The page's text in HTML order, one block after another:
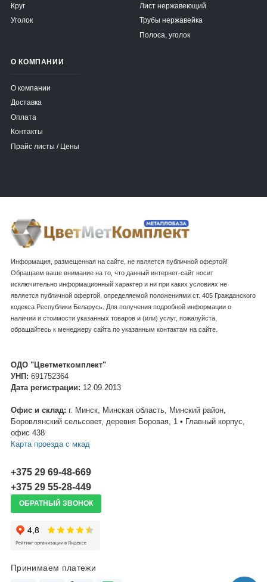
Круг
Уголок
Лист нержавеющий
Трубы нержавейка
Полоса, уголок
О КОМПАНИИ
О компании
Доставка
Оплата
Контакты
Прайс листы / Цены
Информация, размещенная на сайте, не является публичной офертой!
Обращаем ваше внимание на то, что данный интернет-сайт носит
исключительно информационный характер и ни при каких условиях не
является публичной офертой, определяемой положениями ст. 405 Гражданского
кодекса Республики Беларусь. Для получения подробной информации о
наличии и стоимости указанных товаров и (или) услуг, пожалуйста,
обращайтесь к менеджеру сайта по указанным контактам на сайте.
ОДО "Цветметкомплект"
УНП: 691752364
Дата регистрации: 12.09.2013
Офис и склад: г. Минск, Минская область, Минский район,
Боровлянский сельсовет, деревня Боровая, 1 • Главный корпус,
офис 438
Карта проезда c мкад
+375 29 69-48-669
+375 29 55-28-449
ОБРАТНЫЙ ЗВОНОК
Принимаем платежи